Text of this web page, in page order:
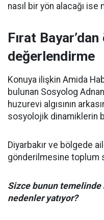
nasıl bir yön alacağı ise
Fırat
değerlendirme
Konuya ilişkin Amida
bulunan Sosyolog
huzurevi algısının
sosyolojik dinamiklerin
Diyarbakır ve bölgede
gönderilmesine toplum
Sizce bunun
nedenler yatıyor?